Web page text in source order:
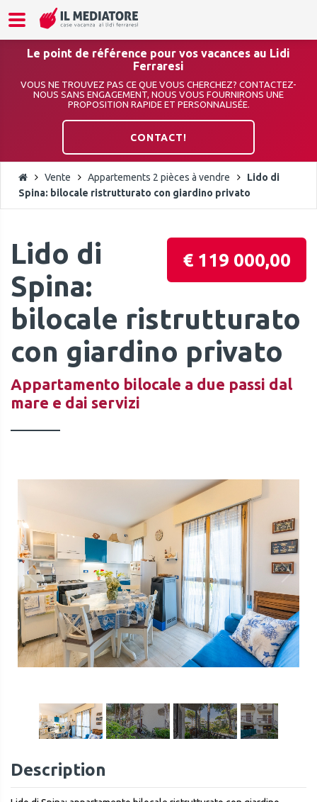
Le point de référence pour vos vacances au Lidi
Ferraresi
VOUS NE TROUVEZ PAS CE QUE VOUS CHERCHEZ? CONTACTEZ-
NOUS SANS ENGAGEMENT, NOUS VOUS FOURNIRONS UNE
PROPOSITION RAPIDE ET PERSONNALISÉE.
CONTACT!
Vente Appartements 2 pièces à vendre
Lido di
Spina: bilocale ristrutturato con giardino privato
€ 119 000,00
Lido di
Spina:
bilocale ristrutturato
con giardino privato
Appartamento bilocale a due passi dal
mare e dai servizi
Description